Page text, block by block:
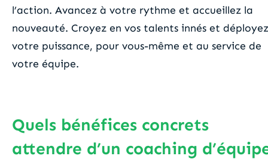
l’action. Avancez à votre rythme et accueillez la
nouveauté. Croyez en vos talents innés et déployez
votre puissance, pour vous-même et au service de
votre équipe.
Quels bénéfices concrets
attendre d’un coaching